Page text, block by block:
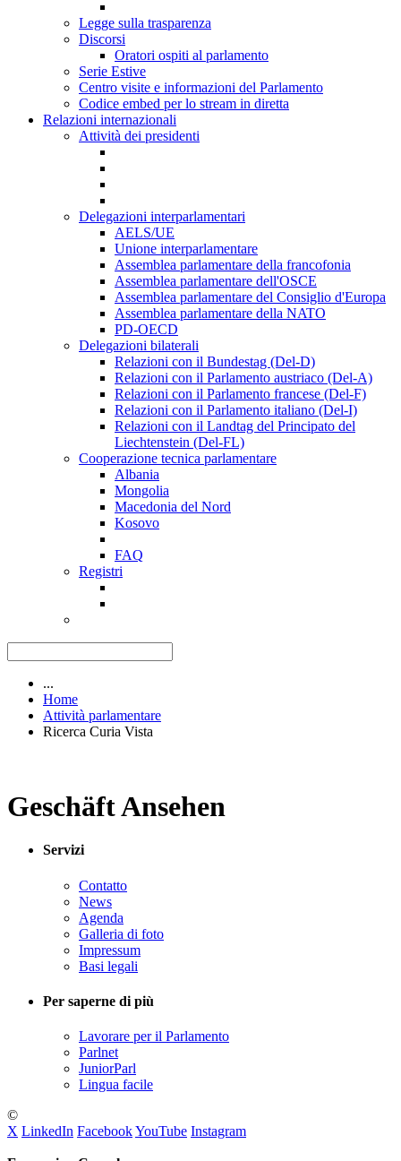
Legge sulla trasparenza
Discorsi
Oratori ospiti al parlamento
Serie Estive
Centro visite e informazioni del Parlamento
Codice embed per lo stream in diretta
Relazioni internazionali
Attività dei presidenti
Delegazioni interparlamentari
AELS/UE
Unione interparlamentare
Assemblea parlamentare della francofonia
Assemblea parlamentare dell'OSCE
Assemblea parlamentare del Consiglio d'Europa
Assemblea parlamentare della NATO
PD-OECD
Delegazioni bilaterali
Relazioni con il Bundestag (Del-D)
Relazioni con il Parlamento austriaco (Del-A)
Relazioni con il Parlamento francese (Del-F)
Relazioni con il Parlamento italiano (Del-I)
Relazioni con il Landtag del Principato del
Liechtenstein (Del-FL)
Cooperazione tecnica parlamentare
Albania
Mongolia
Macedonia del Nord
Kosovo
FAQ
Registri
...
Home
Attività parlamentare
Ricerca Curia Vista
Geschäft Ansehen
Servizi
Contatto
News
Agenda
Galleria di foto
Impressum
Basi legali
Per saperne di più
Lavorare per il Parlamento
Parlnet
JuniorParl
Lingua facile
©
X LinkedIn FacebookYouTube Instagram